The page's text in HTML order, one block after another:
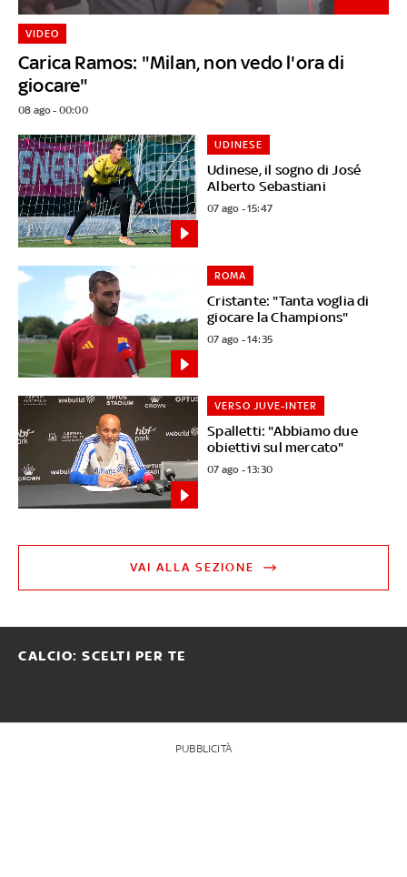
Carica Ramos: "Milan, non vedo l'ora di
giocare"
VIDEO
08 ago - 00:00
Udinese, il sogno di José
Alberto Sebastiani
UDINESE
07 ago - 15:47
Cristante: "Tanta voglia di
giocare la Champions"
ROMA
07 ago - 14:35
Spalletti: "Abbiamo due
obiettivi sul mercato"
VERSO JUVE-INTER
07 ago - 13:30
VAI ALLA SEZIONE
CALCIO: SCELTI PER TE
PUBBLICITÀ